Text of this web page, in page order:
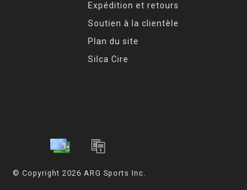
Expédition et retours
Soutien à la clientèle
Plan du site
Silca Cire
© Copyright 2026 ARG Sports Inc.